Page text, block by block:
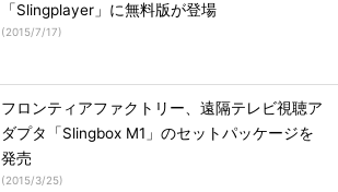
「Slingplayer」に無料版が登場
(2015/7/17)
フロンティアファクトリー、遠隔テレビ視聴ア
ダプタ「Slingbox M1」のセットパッケージを
発売
(2015/3/25)